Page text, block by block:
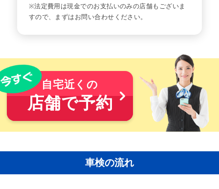
※法定費用は現金でのお支払いのみの店舗もございま
すので、まずはお問い合わせください。
自宅近くの
店舗で予約
車検の流れ